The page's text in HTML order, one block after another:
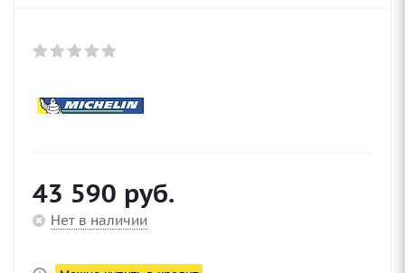
43 590 руб.
Нет в наличии